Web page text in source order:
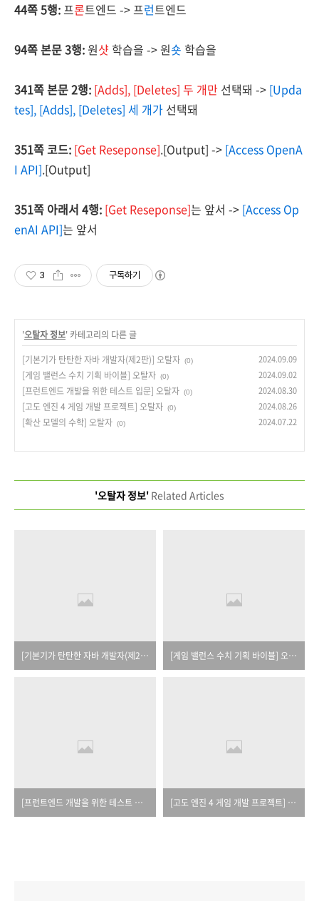
44쪽 5행:프론트엔드 -> 프런트엔드
94쪽 본문 3행: 원샷 학습을 -> 원숏 학습을
341쪽 본문 2행: [Adds], [Deletes] 두 개만 선택돼 -> [Upda
tes], [Adds], [Deletes] 세 개가 선택돼
351쪽 코드: [Get Reseponse].[Output] -> [Access OpenA
I API].[Output]
351쪽 아래서 4행: [Get Reseponse]는 앞서 -> [Access Op
enAI API]는 앞서
3 구독하기
'오탈자 정보' 카테고리의 다른 글
[기본기가 탄탄한 자바 개발자(제2판)] 오탈자 (0) 2024.09.09
[게임 밸런스 수치 기획 바이블] 오탈자 (0) 2024.09.02
[프런트엔드 개발을 위한 테스트 입문] 오탈자 (0) 2024.08.30
[고도 엔진 4 게임 개발 프로젝트] 오탈자 (0) 2024.08.26
[확산 모델의 수학] 오탈자 (0) 2024.07.22
'오탈자 정보' Related Articles
[기본기가 탄탄한 자바 개발자(제2판)] 오탈자 [게임 밸런스 수치 기획 바이블] 오탈자
[프런트엔드 개발을 위한 테스트 입문] 오탈자 [고도 엔진 4 게임 개발 프로젝트] 오탈자